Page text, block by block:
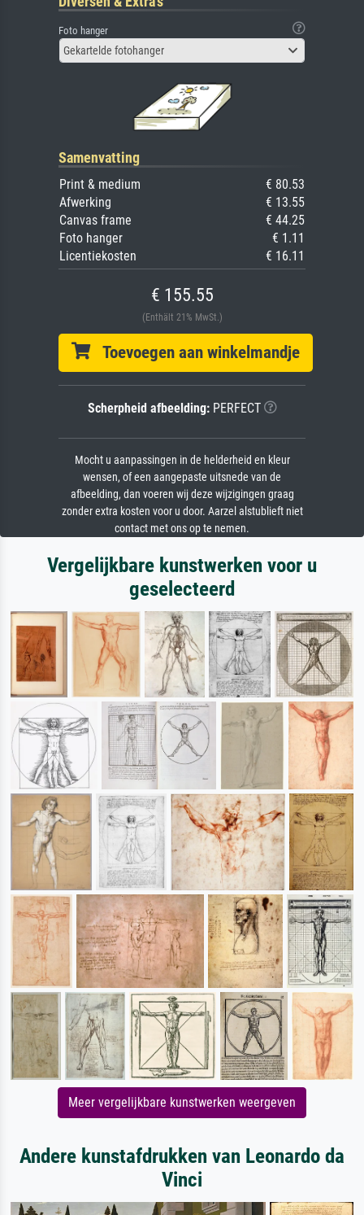
Foto hanger
Gekartelde fotohanger
Samenvatting
Print & medium
€ 80.53
Afwerking
€ 13.55
Canvas frame
€ 44.25
Foto hanger
€ 1.11
Licentiekosten
€ 16.11
€ 155.55
(Enthält 21% MwSt.)
Toevoegen aan winkelmandje
Scherpheid afbeelding:PERFECT
Mocht u aanpassingen in de helderheid en kleur
wensen, of een aangepaste uitsnede van de
afbeelding, dan voeren wij deze wijzigingen graag
zonder extra kosten voor u door. Aarzel alstublieft niet
contact met ons op te nemen.
Vergelijkbare kunstwerken voor u
geselecteerd
Meer vergelijkbare kunstwerken weergeven
Andere kunstafdrukken van Leonardo da
Vinci